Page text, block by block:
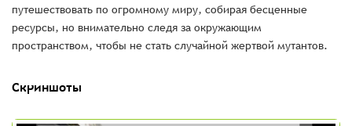
путешествовать по огромному миру, собирая бесценные
ресурсы, но внимательно следя за окружающим
пространством, чтобы не стать случайной жертвой мутантов.
Скриншоты